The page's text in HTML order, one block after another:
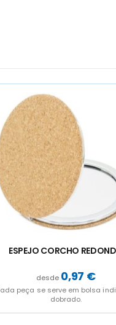
MEMO CLIP COM BASE DE
0,62 €
Cada peça apresentada em
individual (medida 4,2x6 cm)